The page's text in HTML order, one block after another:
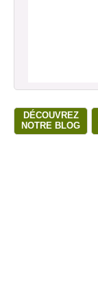
DÉCOUVREZ
NOTRE BLOG